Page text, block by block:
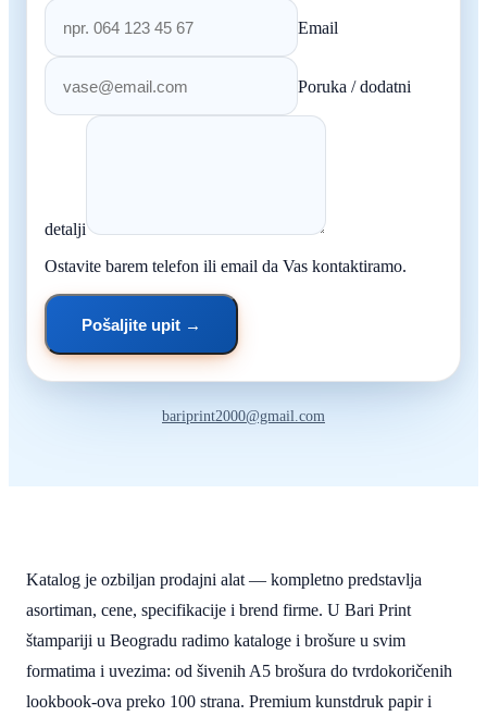
Email
Poruka / dodatni
detalji
Ostavite barem telefon ili email da Vas kontaktiramo.
Pošaljite upit →
bariprint2000@gmail.com
Katalog je ozbiljan prodajni alat — kompletno predstavlja
asortiman, cene, specifikacije i brend firme. U Bari Print
štampariji u Beogradu radimo kataloge i brošure u svim
formatima i uvezima: od šivenih A5 brošura do tvrdokoričenih
lookbook-ova preko 100 strana. Premium kunstdruk papir i